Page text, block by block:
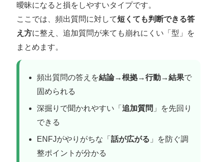
曖昧になると損をしやすいタイプです。
ここでは、頻出質問に対して短くても判断できる答
え方に整え、追加質問が来ても崩れにくい「型」を
まとめます。
頻出質問の答えを結論→根拠→行動→結果で
固められる
深掘りで聞かれやすい「 追加質問 」を先回り
できる
ENFJがやりがちな「 話が広がる 」を防ぐ調
整ポイントが分かる